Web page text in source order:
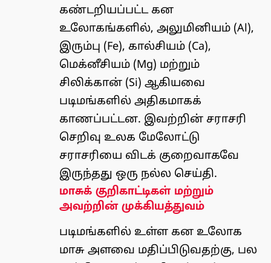
கண்டறியப்பட்ட கன
உலோகங்களில், அலுமினியம் (Al),
இரும்பு (Fe), கால்சியம் (Ca),
மெக்னீசியம் (Mg) மற்றும்
சிலிக்கான் (Si) ஆகியவை
படிமங்களில் அதிகமாகக்
காணப்பட்டன. இவற்றின் சராசரி
செறிவு உலக மேலோட்டு
சராசரியை விடக் குறைவாகவே
இருந்தது ஒரு நல்ல செய்தி.
மாசுக் குறிகாட்டிகள் மற்றும்
அவற்றின் முக்கியத்துவம்
படிமங்களில் உள்ள கன உலோக
மாசு அளவை மதிப்பிடுவதற்கு, பல